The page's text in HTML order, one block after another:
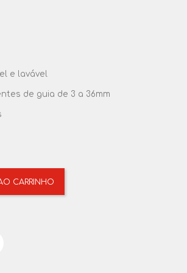
e lavável
de guia de 3 a 36mm
CARRINHO